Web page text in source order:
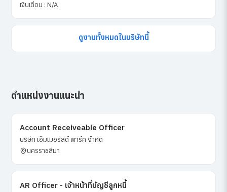
เงินเดือน : N/A
ดูงานทั้งหมดในบริษัทนี้
ตำแหน่งงานแนะนำ
Account Receiveable Officer
บริษัท เอ็มเมอรัลด์ พาร์ค จำกัด
นครราชสีมา
AR Officer - เจ้าหน้าที่บัญชีลูกหนี้